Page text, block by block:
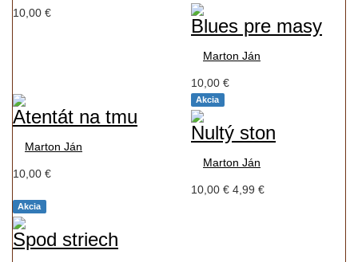
10,00 €
Blues pre masy
Marton Ján
10,00 €
Atentát na tmu
Marton Ján
10,00 €
Akcia
Nultý ston
Marton Ján
10,00 € 4,99 €
Akcia
Spod striech